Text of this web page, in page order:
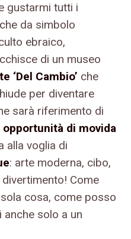
gustarmi tutti i
da simbolo
ebraico,
di un museo
‘Del Cambio’ che
per diventare
sarà riferimento di
opportunità di movida
alla voglia di
: arte moderna, cibo,
Come
cosa, come posso
solo a un